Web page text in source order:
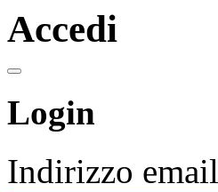
Accedi
Login
Indirizzo email